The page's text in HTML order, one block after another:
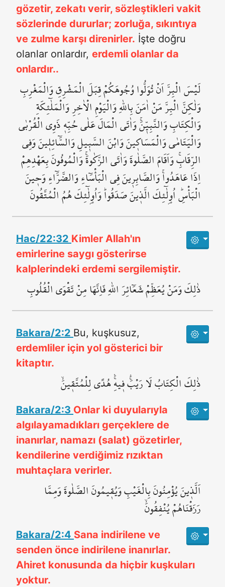
gözetir, zekatı verir, sözleştikleri vakit
sözlerinde dururlar; zorluğa, sıkıntıya
ve zulme karşı direnirler. İşte doğru
olanlar onlardır, erdemli olanlar da
onlardır..
لَيْسَ الْبِرَّ اَنْ تُوَلُّوا وُجُوهَكُمْ قِبَلَ الْمَشْرِقِ وَالْمَغْرِبِ
وَلٰكِنَّ الْبِرَّ مَنْ اٰمَنَ بِاللّٰهِ وَالْيَوْمِ الْاٰخِرِ وَالْمَلٰٓئِكَةِ
وَالْكِتَابِ وَالنَّبِيّ۪نَۚ وَاٰتَى الْمَالَ عَلٰى حُبِّه۪ ذَوِي الْقُرْبٰى
وَالْيَتَامٰى وَالْمَسَاك۪ينَ وَابْنَ السَّب۪يلِ وَالسَّٓائِل۪ينَ وَفِي
الرِّقَابِۚ وَاَقَامَ الصَّلٰوةَ وَاٰتَى الزَّكٰوةَۚ وَالْمُوفُونَ بِعَهْدِهِمْ
اِذَا عَاهَدُواۚ وَالصَّابِر۪ينَ فِي الْبَأْسَٓاءِ وَالضَّرَّٓاءِ وَح۪ينَ
الْبَأْسِۜ اُو۬لٰٓئِكَ الَّذ۪ينَ صَدَقُواۜ وَاُو۬لٰٓئِكَ هُمُ الْمُتَّقُونَ
Hac/22:32 Kimler Allah'ın
emirlerine saygı gösterirse
kalplerindeki erdemi sergilemiştir.
ذٰلِكَۗ وَمَنْ يُعَظِّمْ شَعَٓائِرَ اللّٰهِ فَاِنَّهَا مِنْ تَقْوَى الْقُلُوبِ
Bakara/2:2 Bu, kuşkusuz,
erdemliler için yol gösterici bir
kitaptır.
ذٰلِكَ الْكِتَابُ لَا رَيْبَۚۛ ف۪يهِۚۛ هُدًى لِلْمُتَّق۪ينَۙ
Bakara/2:3 Onlar ki duyularıyla
algılayamadıkları gerçeklere de
inanırlar, namazı (salat) gözetirler,
kendilerine verdiğimiz rızıktan
muhtaçlara verirler.
اَلَّذ۪ينَ يُؤْمِنُونَ بِالْغَيْبِ وَيُق۪يمُونَ الصَّلٰوةَ وَمِمَّا
رَزَقْنَاهُمْ يُنْفِقُونَۙ
Bakara/2:4 Sana indirilene ve
senden önce indirilene inanırlar.
Ahiret konusunda da hiçbir kuşkuları
yoktur.